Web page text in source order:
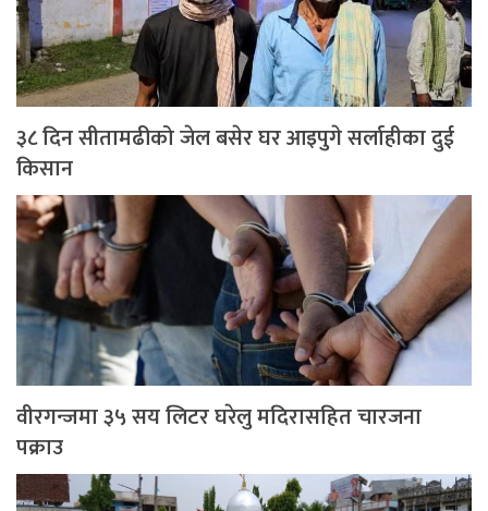
३८ दिन सीतामढीको जेल बसेर घर आइपुगे सर्लाहीका दुई
किसान
वीरगन्जमा ३५ सय लिटर घरेलु मदिरासहित चारजना
पक्राउ